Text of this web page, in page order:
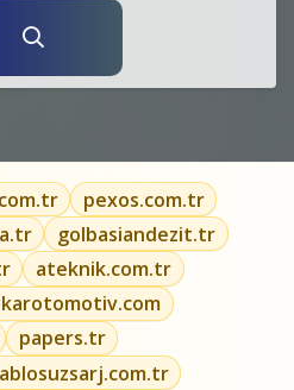
pexos.com.tr
golbasiandezit.tr
ateknik.com.tr
papers.tr